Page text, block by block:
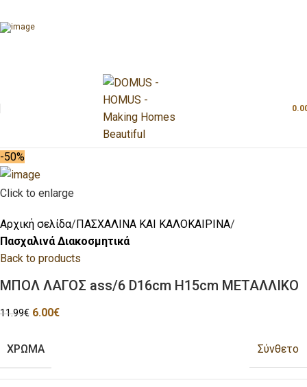
-50%
Click to enlarge
Αρχική σελίδα ΠΑΣΧΑΛΙΝΑ ΚΑΙ ΚΑΛΟΚΑΙΡΙΝΑ
Πασχαλινά Διακοσμητικά
Back to products
ΜΠΟΛ ΛΑΓΟΣ ass/6 D16cm H15cm ΜΕΤΑΛΛΙΚΟ
11.99€ 6.00€
ΧΡΩΜΑ Σύνθετο